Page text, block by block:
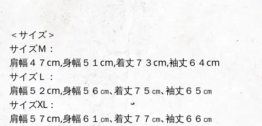
＜サイズ＞
サイズＭ：
肩幅４７cm,身幅５１cm,着丈７３cm,袖丈６４cm
サイズＬ：
肩幅５２cm,身幅５６㎝､着丈７５㎝､袖丈６５㎝
サイズXL：
肩幅５７cm,身幅６１㎝､着丈７７㎝､袖丈６６㎝